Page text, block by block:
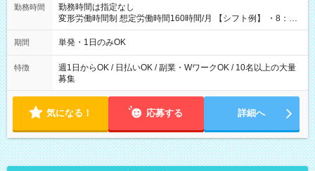
勤務時間
勤務時間は指定なし
変形労働時間制 想定労働時間160時間/月 【シフト例】 ・8：00
～21：00
期間 単発・1日のみOK
特徴
週1日からOK / 日払いOK / 副業・WワークOK / 10名以上の大量
募集
気になる！ 応募する 詳細へ